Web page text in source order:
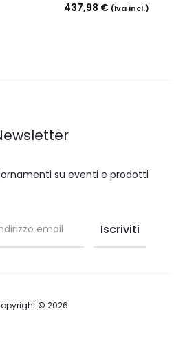
437,98 € (Iva incl.)
su eventi e prodotti
© 2026